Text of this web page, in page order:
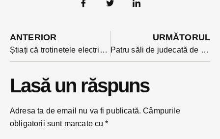
ANTERIOR
Știați că trotinetele electrice nu pot schimba, conform legii, direcția de mers ? Ce ar trebui sa facă cei care le folosesc?
URMĂTORUL
Patru săli de judecată de la Tribunalul BN poartă de astăzi numele unor personalități din justiție.
Lasă un răspuns
Adresa ta de email nu va fi publicată. Câmpurile
obligatorii sunt marcate cu*